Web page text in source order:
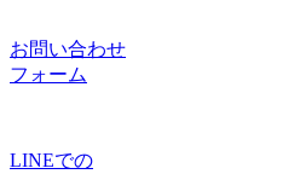
お問い合わせ
フォーム
LINEでの